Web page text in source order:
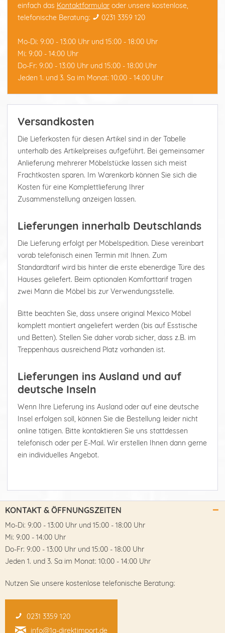
einfach das Kontaktformular oder unsere kostenlose,
telefonische Beratung:
0231 3359 120
Mo-Di: 9:00 - 13:00 Uhr und 15:00 - 18:00 Uhr
Mi: 9:00 - 14:00 Uhr
Do-Fr: 9:00 - 13:00 Uhr und 15:00 - 18:00 Uhr
Jeden 1. und 3. Sa im Monat: 10:00 - 14:00 Uhr
Versandkosten
Die Lieferkosten für diesen Artikel sind in der Tabelle
unterhalb des Artikelpreises aufgeführt. Bei gemeinsamer
Anlieferung mehrerer Möbelstücke lassen sich meist
Frachtkosten sparen. Im Warenkorb können Sie sich die
Kosten für eine Komplettlieferung Ihrer
Zusammenstellung anzeigen lassen.
Lieferungen innerhalb Deutschlands
Die Lieferung erfolgt per Möbelspedition. Diese vereinbart
vorab telefonisch einen Termin mit Ihnen. Zum
Standardtarif wird bis hinter die erste ebenerdige Türe des
Hauses geliefert. Beim optionalen Komforttarif tragen
zwei Mann die Möbel bis zur Verwendungsstelle.
Bitte beachten Sie, dass unsere original Mexico Möbel
komplett montiert angeliefert werden (bis auf Esstische
und Betten). Stellen Sie daher vorab sicher, dass z.B. im
Treppenhaus ausreichend Platz vorhanden ist.
Lieferungen ins Ausland und auf
deutsche Inseln
Wenn Ihre Lieferung ins Ausland oder auf eine deutsche
Insel erfolgen soll, können Sie die Bestellung leider nicht
online tätigen. Bitte kontaktieren Sie uns stattdessen
telefonisch oder per E-Mail. Wir erstellen Ihnen dann gerne
ein individuelles Angebot.
KONTAKT & ÖFFNUNGSZEITEN
Mo-Di: 9:00 - 13:00 Uhr und 15:00 - 18:00 Uhr
Mi: 9:00 - 14:00 Uhr
Do-Fr: 9:00 - 13:00 Uhr und 15:00 - 18:00 Uhr
Jeden 1. und 3. Sa im Monat: 10:00 - 14:00 Uhr
Nutzen Sie unsere kostenlose telefonische Beratung:
0231 3359 120
info@1a-direktimport.de